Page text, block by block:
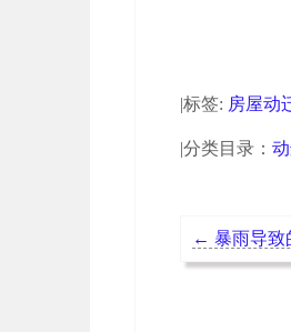
|标签: 房屋动
|分类目录：
← 暴雨导致